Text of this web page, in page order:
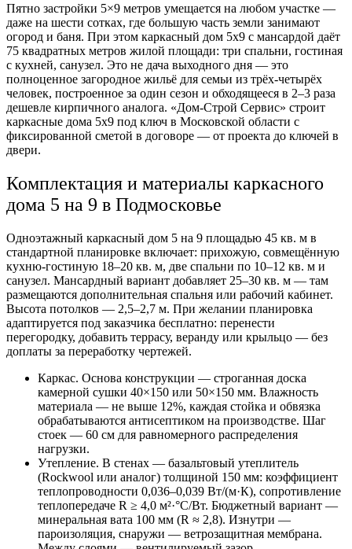
Пятно застройки 5×9 метров умещается на любом участке —
даже на шести сотках, где большую часть земли занимают
огород и баня. При этом каркасный дом 5х9 с мансардой даёт
75 квадратных метров жилой площади: три спальни, гостиная
с кухней, санузел. Это не дача выходного дня — это
полноценное загородное жильё для семьи из трёх-четырёх
человек, построенное за один сезон и обходящееся в 2–3 раза
дешевле кирпичного аналога. «Дом-Строй Сервис» строит
каркасные дома 5х9 под ключ в Московской области с
фиксированной сметой в договоре — от проекта до ключей в
двери.
Комплектация и материалы каркасного
дома 5 на 9 в Подмосковье
Одноэтажный каркасный дом 5 на 9 площадью 45 кв. м в
стандартной планировке включает: прихожую, совмещённую
кухню-гостиную 18–20 кв. м, две спальни по 10–12 кв. м и
санузел. Мансардный вариант добавляет 25–30 кв. м — там
размещаются дополнительная спальня или рабочий кабинет.
Высота потолков — 2,5–2,7 м. При желании планировка
адаптируется под заказчика бесплатно: перенести
перегородку, добавить террасу, веранду или крыльцо — без
доплаты за переработку чертежей.
Каркас. Основа конструкции — строганная доска
камерной сушки 40×150 или 50×150 мм. Влажность
материала — не выше 12%, каждая стойка и обвязка
обрабатываются антисептиком на производстве. Шаг
стоек — 60 см для равномерного распределения
нагрузки.
Утепление. В стенах — базальтовый утеплитель
(Rockwool или аналог) толщиной 150 мм: коэффициент
теплопроводности 0,036–0,039 Вт/(м·К), сопротивление
теплопередаче R ≥ 4,0 м²·°С/Вт. Бюджетный вариант —
минеральная вата 100 мм (R ≈ 2,8). Изнутри —
пароизоляция, снаружи — ветрозащитная мембрана.